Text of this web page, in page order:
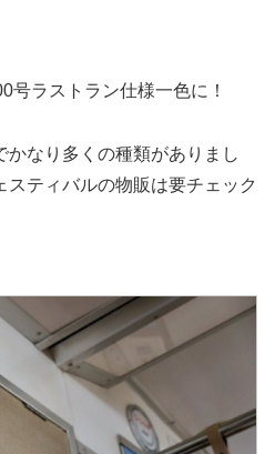
号ラストラン仕様一色に！
かなり多くの種類がありまし
スティバルの物販は要チェック